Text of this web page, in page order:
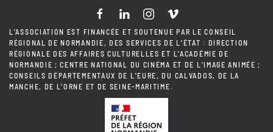
L'ASSOCIATION EST FINANCÉE ET SOUTENUE PAR LE CONSEIL
RÉGIONAL DE NORMANDIE, DES SERVICES DE L'ÉTAT : DIRECTION
RÉGIONALE DES AFFAIRES CULTURELLES ET L'ACADÉMIE DE
NORMANDIE ; CENTRE NATIONAL DU CINÉMA ET DE L'IMAGE ANIMÉE ;
CONSEILS DÉPARTEMENTAUX DE L'EURE, DU CALVADOS, DE LA
MANCHE, DE L'ORNE ET DE SEINE-MARITIME.